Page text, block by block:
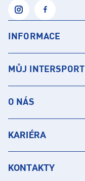
INFORMACE
MŮJ INTERSPORT
O NÁS
KARIÉRA
KONTAKTY